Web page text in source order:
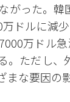
がった。
ドルに減
万ドル
。ただし
な要因の